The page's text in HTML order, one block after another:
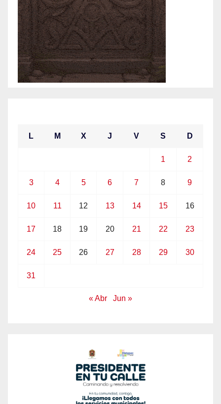
L M X J V S D
1 2
3 4 5 6 7 8 9
10 11 12 13 14 15 16
17 18 19 20 21 22 23
24 25 26 27 28 29 30
31
« Abr Jun »